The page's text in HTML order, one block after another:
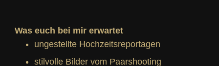
Was euch bei mir erwartet
ungestellte Hochzeitsreportagen
stilvolle Bilder vom Paarshooting